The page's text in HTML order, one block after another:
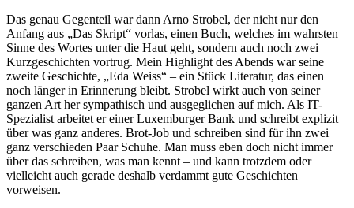
Das genau Gegenteil war dann Arno Strobel, der nicht nur den
Anfang aus „Das Skript“ vorlas, einen Buch, welches im wahrsten
Sinne des Wortes unter die Haut geht, sondern auch noch zwei
Kurzgeschichten vortrug. Mein Highlight des Abends war seine
zweite Geschichte, „Eda Weiss“ – ein Stück Literatur, das einen
noch länger in Erinnerung bleibt. Strobel wirkt auch von seiner
ganzen Art her sympathisch und ausgeglichen auf mich. Als IT-
Spezialist arbeitet er einer Luxemburger Bank und schreibt explizit
über was ganz anderes. Brot-Job und schreiben sind für ihn zwei
ganz verschieden Paar Schuhe. Man muss eben doch nicht immer
über das schreiben, was man kennt – und kann trotzdem oder
vielleicht auch gerade deshalb verdammt gute Geschichten
vorweisen.